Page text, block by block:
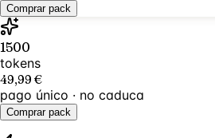
Comprar pack
1500
tokens
49,99 €
pago único · no caduca
Comprar pack